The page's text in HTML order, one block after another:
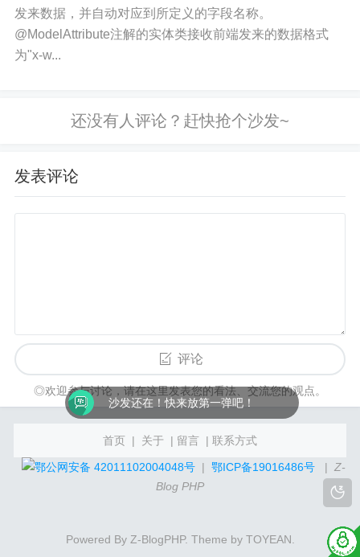
发来数据，并自动对应到所定义的字段名称。
@ModelAttribute注解的实体类接收前端发来的数据格式
为"x-w...
发表评论
评论
◎欢迎参与讨论，请在这里发表您的看法、交流您的观点。
首页 | 关于 | 留言 | 联系方式
鄂公网安备 42011102004048号 | 鄂ICP备19016486号 | Z-
Blog PHP
Powered By Z-BlogPHP. Theme by TOYEAN
沙发还在！快来放第一弹吧！